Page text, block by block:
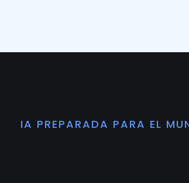
IA PREPARADA PARA EL